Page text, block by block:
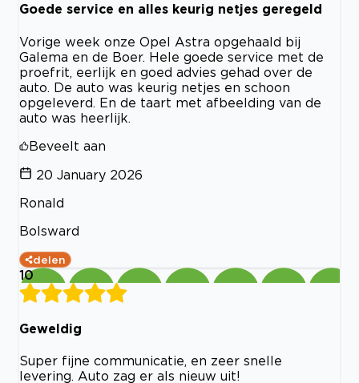
Goede service en alles keurig netjes geregeld
Vorige week onze Opel Astra opgehaald bij
Galema en de Boer. Hele goede service met de
proefrit, eerlijk en goed advies gehad over de
auto. De auto was keurig netjes en schoon
opgeleverd. En de taart met afbeelding van de
auto was heerlijk.
Beveelt aan
20 January 2026
Ronald
Bolsward
delen
10
Geweldig
Super fijne communicatie, en zeer snelle
levering. Auto zag er als nieuw uit!